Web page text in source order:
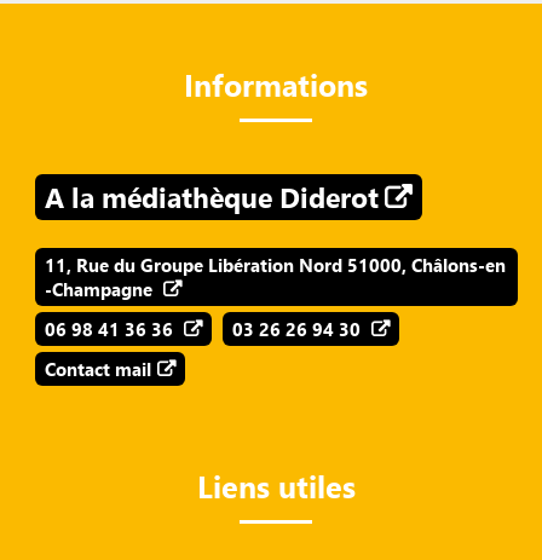
Informations
A la médiathèque Diderot
11, Rue du Groupe Libération Nord 51000, Châlons-en
-Champagne
06 98 41 36 36
03 26 26 94 30
Contact mail
Liens utiles